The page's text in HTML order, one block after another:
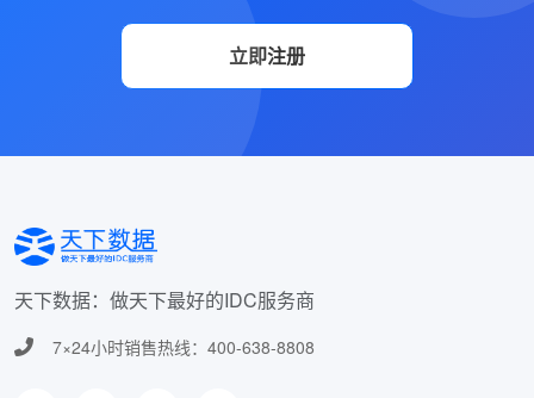
立即注册
天下数据：做天下最好的IDC服务商
7×24小时销售热线：400-638-8808